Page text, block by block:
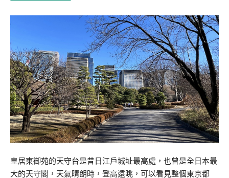
皇居東御苑的天守台是昔日江戶城址最高處，也曾是全日本最
大的天守閣，天氣晴朗時，登高遠眺，可以看見整個東京都